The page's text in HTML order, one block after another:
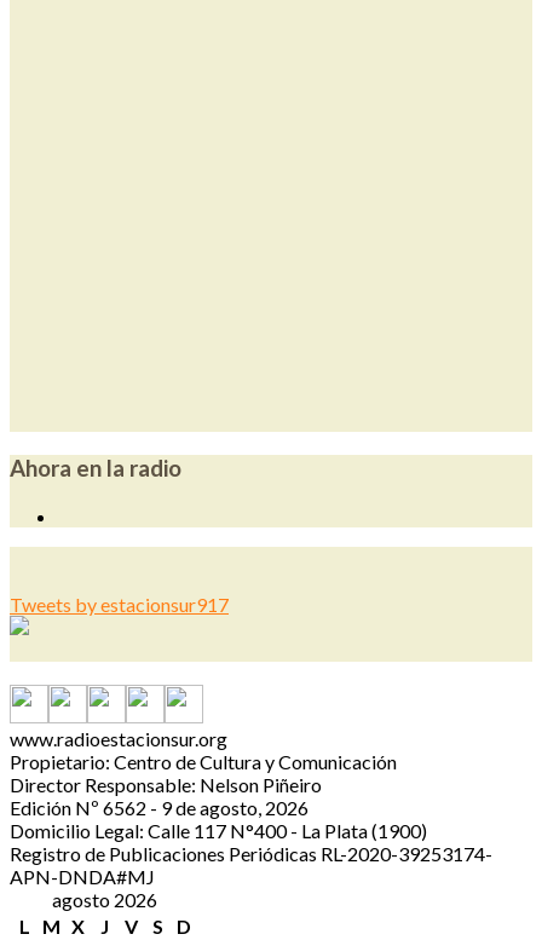
Ahora en la radio
Tweets by estacionsur917
www.radioestacionsur.org
Propietario: Centro de Cultura y Comunicación
Director Responsable: Nelson Piñeiro
Edición Nº 6562 - 9 de agosto, 2026
Domicilio Legal: Calle 117 N°400 - La Plata (1900)
Registro de Publicaciones Periódicas RL-2020-39253174-
APN-DNDA#MJ
agosto 2026
L
M X J V S D